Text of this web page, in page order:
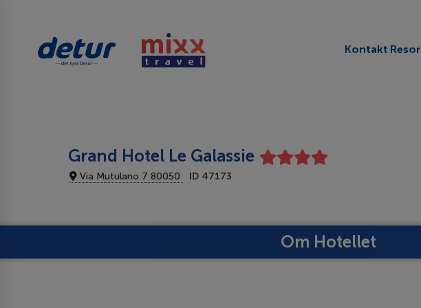
Kontakt Resor
Grand Hotel Le Galassie
Via Mutulano 7 80050 ID 47173
Om Hotellet